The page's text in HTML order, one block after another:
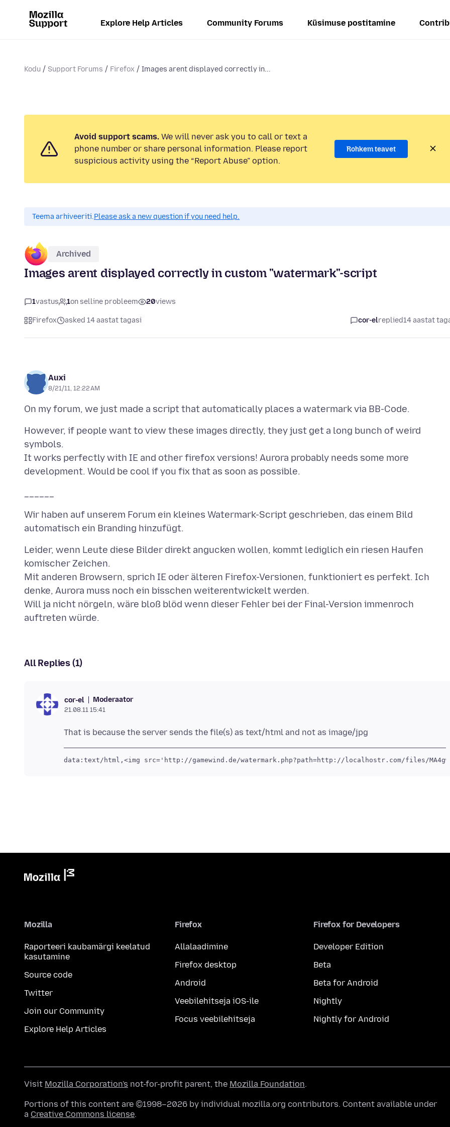
Explore Help Articles Community Forums Küsimuse postitamine
Kodu Support Forums Firefox Images arent displayed correctly in...
Avoid support scams. We will never ask you to call or text a
phone number or share personal information. Please report
suspicious activity using the “Report Abuse” option.
Rohkem teavet
Teema arhiveeriti.Please ask a new question if you need help.
Archived
Images arent displayed correctly in custom "watermark"-script
1vastus 1on selline probleem 20views
Firefox asked 14 aastat tagasi cor-elreplied14 aastat
Auxi
8/21/11, 12:22 AM
However, if people want to view these images directly, they just get a long bunch of weird
symbols.
It works perfectly with IE and other firefox versions! Aurora probably needs some more
Wir haben auf unserem Forum ein kleines Watermark-Script geschrieben, das einem Bild
Leider, wenn Leute diese Bilder direkt angucken wollen, kommt lediglich ein riesen Haufen
komischer Zeichen.
Mit anderen Browsern, sprich IE oder älteren Firefox-Versionen, funktioniert es perfekt. Ich
denke, Aurora muss noch ein bisschen weiterentwickelt werden.
Will ja nicht nörgeln, wäre bloß blöd wenn dieser Fehler bei der Final-Version immenroch
All Replies (1)
cor-el Moderaator
21.08.11 15:41
data:text/html,<img src='http://gamewind.de/watermark.php?path=http://localhostr.com/files/
Mozilla
Raporteeri kaubamärgi keelatud
kasutamine
Source code
Twitter
Join our Community
Explore Help Articles
Firefox
Allalaadimine
Firefox desktop
Android
Veebilehitseja iOS-ile
Focus veebilehitseja
Firefox for Developers
Developer Edition
Beta
Beta for Android
Nightly
Nightly for Android
Visit Mozilla Corporation's not-for-profit parent, the Mozilla Foundation.
Portions of this content are ©1998–2026 by individual mozilla.org contributors. Content available under
a Creative Commons license.